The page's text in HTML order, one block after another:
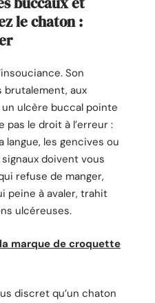
le chaton :
Son
brutalement, aux
ulcère buccal pointe
pas le droit à l’erreur :
langue, les gencives ou
doivent vous
refuse de manger,
peine à avaler, trahit
ulcéreuses.
marque de croquette
discret qu’un chaton